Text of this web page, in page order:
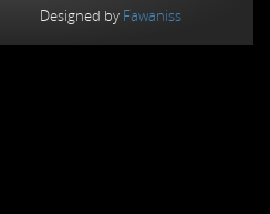
Designed by Fawaniss